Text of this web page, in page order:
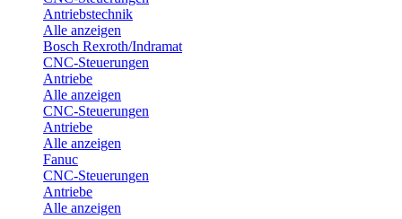
Antriebstechnik
Alle anzeigen
Bosch Rexroth/Indramat
CNC-Steuerungen
Antriebe
Alle anzeigen
CNC-Steuerungen
Antriebe
Alle anzeigen
Fanuc
CNC-Steuerungen
Antriebe
Alle anzeigen